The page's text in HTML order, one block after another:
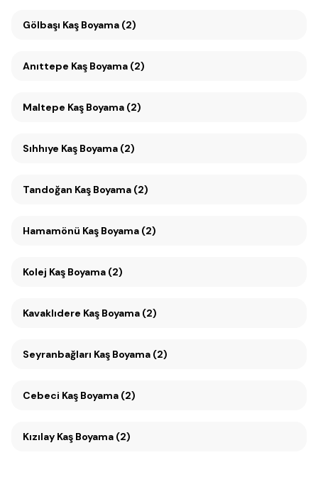
Gölbaşı Kaş Boyama (2)
Anıttepe Kaş Boyama (2)
Maltepe Kaş Boyama (2)
Sıhhıye Kaş Boyama (2)
Tandoğan Kaş Boyama (2)
Hamamönü Kaş Boyama (2)
Kolej Kaş Boyama (2)
Kavaklıdere Kaş Boyama (2)
Seyranbağları Kaş Boyama (2)
Cebeci Kaş Boyama (2)
Kızılay Kaş Boyama (2)